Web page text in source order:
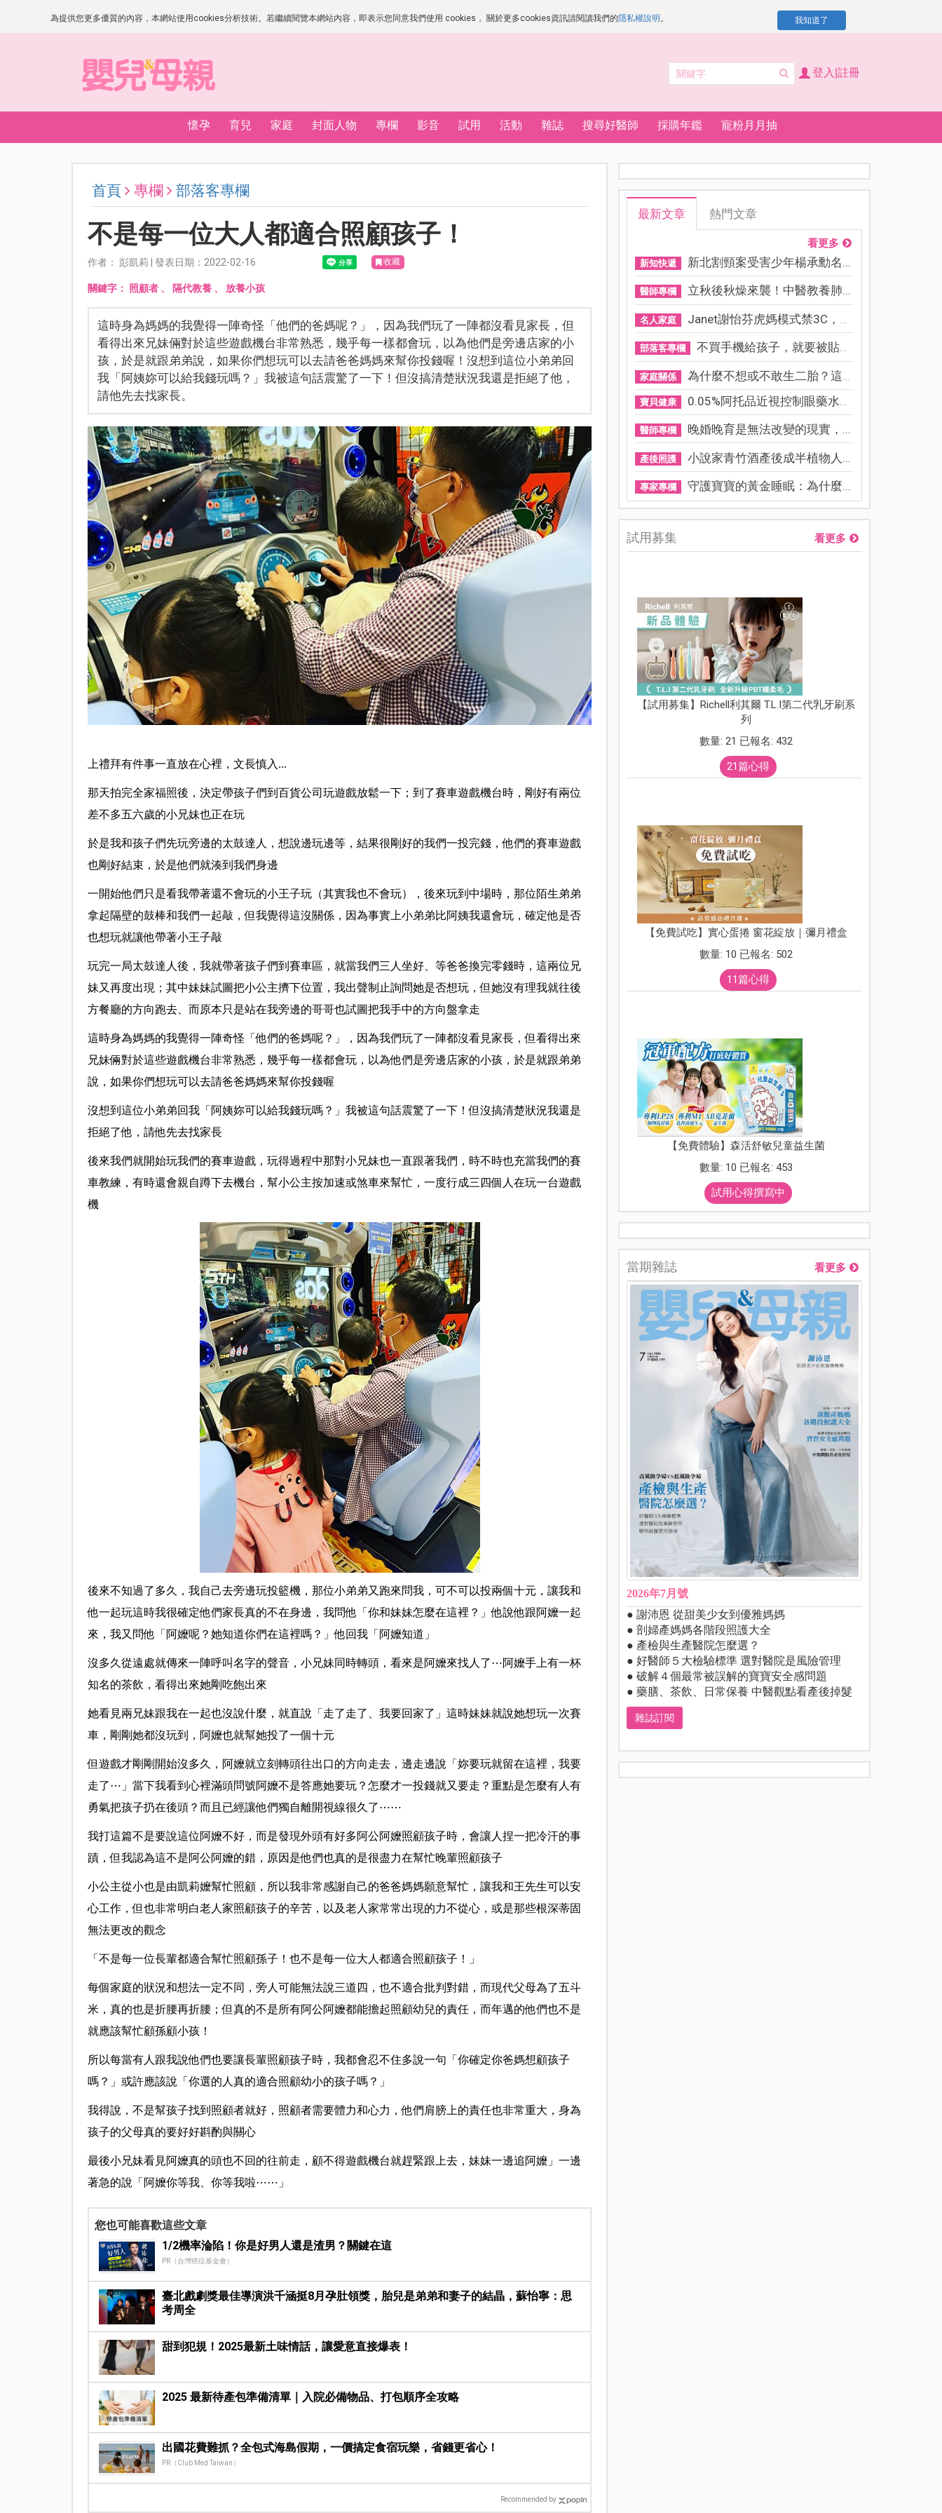
為提供您更多優質的內容，本網站使用cookies分析技術。若繼續閱覽本網站內容，即表示您同意我們使用 cookies， 關於更多cookies資訊請閱讀我們的隱私權說明 。 我知道了
登入|註冊
懷孕 育兒 家庭 封面人物 專欄 影音 試用 活動 雜誌 搜尋好醫師 採購年鑑 寵粉月月抽
首頁 專欄 部落客專欄
不是每一位大人都適合照顧孩子！
作者： 彭凱莉 | 發表日期：2022-02-16 收藏
關鍵字： 照顧者、 隔代教養、 放養小孩
這時身為媽媽的我覺得一陣奇怪「他們的爸媽呢？」，因為我們玩了一陣都沒看見家長，但
看得出來兄妹倆對於這些遊戲機台非常熟悉，幾乎每一樣都會玩，以為他們是旁邊店家的小
孩，於是就跟弟弟說，如果你們想玩可以去請爸爸媽媽來幫你投錢喔！沒想到這位小弟弟回
我「阿姨妳可以給我錢玩嗎？」我被這句話震驚了一下！但沒搞清楚狀況我還是拒絕了他，
請他先去找家長。
上禮拜有件事一直放在心裡，文長慎入...
那天拍完全家福照後，決定帶孩子們到百貨公司玩遊戲放鬆一下；到了賽車遊戲機台時，剛好有兩位
差不多五六歲的小兄妹也正在玩
於是我和孩子們先玩旁邊的太鼓達人，想說邊玩邊等，結果很剛好的我們一投完錢，他們的賽車遊戲
也剛好結束，於是他們就湊到我們身邊
一開始他們只是看我帶著還不會玩的小王子玩（其實我也不會玩），後來玩到中場時，那位陌生弟弟
拿起隔壁的鼓棒和我們一起敲，但我覺得這沒關係，因為事實上小弟弟比阿姨我還會玩，確定他是否
也想玩就讓他帶著小王子敲
玩完一局太鼓達人後，我就帶著孩子們到賽車區，就當我們三人坐好、等爸爸換完零錢時，這兩位兄
妹又再度出現；其中妹妹試圖把小公主擠下位置，我出聲制止詢問她是否想玩，但她沒有理我就往後
方餐廳的方向跑去、而原本只是站在我旁邊的哥哥也試圖把我手中的方向盤拿走
這時身為媽媽的我覺得一陣奇怪「他們的爸媽呢？」，因為我們玩了一陣都沒看見家長，但看得出來
兄妹倆對於這些遊戲機台非常熟悉，幾乎每一樣都會玩，以為他們是旁邊店家的小孩，於是就跟弟弟
說，如果你們想玩可以去請爸爸媽媽來幫你投錢喔
沒想到這位小弟弟回我「阿姨妳可以給我錢玩嗎？」我被這句話震驚了一下！但沒搞清楚狀況我還是
拒絕了他，請他先去找家長
後來我們就開始玩我們的賽車遊戲，玩得過程中那對小兄妹也一直跟著我們，時不時也充當我們的賽
車教練，有時還會親自蹲下去機台，幫小公主按加速或煞車來幫忙，一度行成三四個人在玩一台遊戲
機
後來不知過了多久，我自己去旁邊玩投籃機，那位小弟弟又跑來問我，可不可以投兩個十元，讓我和
他一起玩這時我很確定他們家長真的不在身邊，我問他「你和妹妹怎麼在這裡？」他說他跟阿嬤一起
來，我又問他「阿嬤呢？她知道你們在這裡嗎？」他回我「阿嬤知道」
沒多久從遠處就傳來一陣呼叫名字的聲音，小兄妹同時轉頭，看來是阿嬤來找人了⋯阿嬤手上有一杯
知名的茶飲，看得出來她剛吃飽出來
她看見兩兄妹跟我在一起也沒說什麼，就直說「走了走了、我要回家了」這時妹妹就說她想玩一次賽
車，剛剛她都沒玩到，阿嬤也就幫她投了一個十元
但遊戲才剛剛開始沒多久，阿嬤就立刻轉頭往出口的方向走去，邊走邊說「妳要玩就留在這裡，我要
走了⋯」當下我看到心裡滿頭問號阿嬤不是答應她要玩？怎麼才一投錢就又要走？重點是怎麼有人有
勇氣把孩子扔在後頭？而且已經讓他們獨自離開視線很久了⋯⋯
我打這篇不是要說這位阿嬤不好，而是發現外頭有好多阿公阿嬤照顧孩子時，會讓人捏一把冷汗的事
蹟，但我認為這不是阿公阿嬤的錯，原因是他們也真的是很盡力在幫忙晚輩照顧孩子
小公主從小也是由凱莉嬤幫忙照顧，所以我非常感謝自己的爸爸媽媽願意幫忙，讓我和王先生可以安
心工作，但也非常明白老人家照顧孩子的辛苦，以及老人家常常出現的力不從心，或是那些根深蒂固
無法更改的觀念
「不是每一位長輩都適合幫忙照顧孫子！也不是每一位大人都適合照顧孩子！」
每個家庭的狀況和想法一定不同，旁人可能無法說三道四，也不適合批判對錯，而現代父母為了五斗
米，真的也是折腰再折腰；但真的不是所有阿公阿嬤都能擔起照顧幼兒的責任，而年邁的他們也不是
就應該幫忙顧孫顧小孩！
所以每當有人跟我說他們也要讓長輩照顧孩子時，我都會忍不住多說一句「你確定你爸媽想顧孩子
嗎？」或許應該說「你選的人真的適合照顧幼小的孩子嗎？」
我得說，不是幫孩子找到照顧者就好，照顧者需要體力和心力，他們肩膀上的責任也非常重大，身為
孩子的父母真的要好好斟酌與關心
最後小兄妹看見阿嬤真的頭也不回的往前走，顧不得遊戲機台就趕緊跟上去，妹妹一邊追阿嬤」一邊
著急的說「阿嬤你等我、你等我啦⋯⋯」
您也可能喜歡這些文章
1/2機率淪陷！你是好男人還是渣男？關鍵在這
PR（台灣癌症基金會）
臺北戲劇獎最佳導演洪千涵挺8月孕肚領獎，胎兒是弟弟和妻子的結晶，蘇怡寧：思
考周全
甜到犯規！2025最新土味情話，讓愛意直接爆表！
2025 最新待產包準備清單｜入院必備物品、打包順序全攻略
出國花費難抓？全包式海島假期，一價搞定食宿玩樂，省錢更省心！
PR（Club Med Taiwan）
Recommended by
最新文章 熱門文章
看更多
新知快遞 新北割頸案受害少年楊承勳名...
醫師專欄 立秋後秋燥來襲！中醫教養肺...
名人家庭 Janet謝怡芬虎媽模式禁3C，看...
部落客專欄 不買手機給孩子，就要被貼「...
家庭關係 為什麼不想或不敢生二胎？這8...
寶貝健康 0.05%阿托品近視控制眼藥水納...
醫師專欄 晚婚晚育是無法改變的現實，...
產後照護 小說家青竹酒產後成半植物人...
專家專欄 守護寶寶的黃金睡眠：為什麼...
試用募集 看更多
【試用募集】Richell利其爾 T.L.I第二代乳牙刷系
列
數量: 21 已報名: 432
21篇心得
【免費試吃】實心蛋捲 窗花綻放｜彌月禮盒
數量: 10 已報名: 502
11篇心得
【免費體驗】森活舒敏兒童益生菌
數量: 10 已報名: 453
試用心得撰寫中
當期雜誌 看更多
2026年7月號
● 謝沛恩 從甜美少女到優雅媽媽
● 剖婦產媽媽各階段照護大全
● 產檢與生產醫院怎麼選？
● 好醫師５大檢驗標準 選對醫院是風險管理
● 破解４個最常被誤解的寶寶安全感問題
● 藥膳、茶飲、日常保養 中醫觀點看產後掉髮
雜誌訂閱